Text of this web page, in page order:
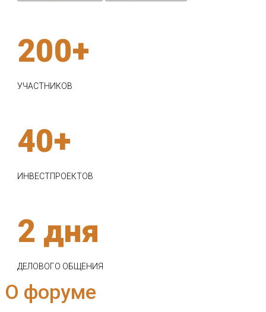
200+
УЧАСТНИКОВ
40+
ИНВЕСТПРОЕКТОВ
2 дня
ДЕЛОВОГО ОБЩЕНИЯ
О форуме